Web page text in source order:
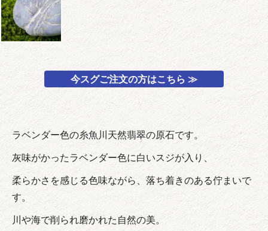
今スグご注文の方はこちら ≫
ラベンダー色の糸魚川天然翡翠の原石です。
灰味がかったラベンダー色に白いスジが入り、
柔らかさを感じる色味ながら、落ち着きのある佇まいで
す。
川や海で削られ磨かれた自然の美。